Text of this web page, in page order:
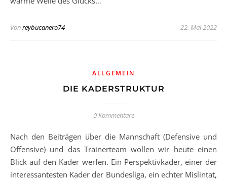
Vonreybucanero74 22. Mai 2022
ALLGEMEIN
DIE KADERSTRUKTUR
0 Kommentare
Nach den Beiträgen über die Mannschaft (Defensive und
Offensive) und das Trainerteam wollen wir heute einen
Blick auf den Kader werfen. Ein Perspektivkader, einer der
interessantesten Kader der Bundesliga, ein echter Mislintat,